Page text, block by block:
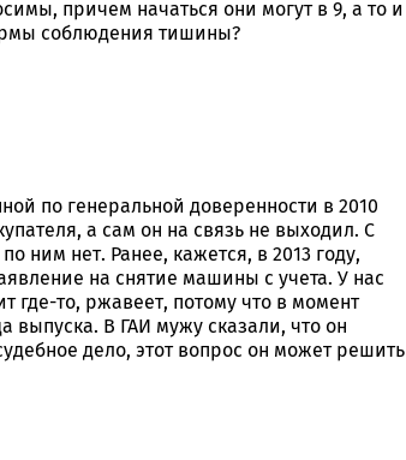
причем начаться они могут в 9, а то и
соблюдения тишины?
по генеральной доверенности в 2010
а сам он на связь не выходил. С
ним нет. Ранее, кажется, в 2013 году,
на снятие машины с учета. У нас
где-то, ржавеет, потому что в момент
выпуска. В ГАИ мужу сказали, что он
дело, этот вопрос он может решить